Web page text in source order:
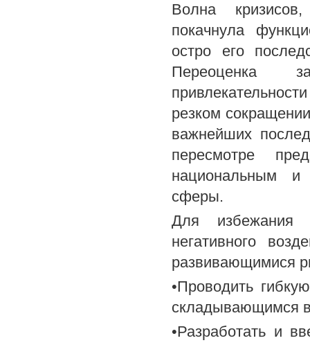
Волна
покачнула
остро его
Переоценка
резком
важнейших
пересмотре
национальным и
сферы.
Для избежания
негативного
развивающимися
•Проводить
складывающимся
•Разработать и